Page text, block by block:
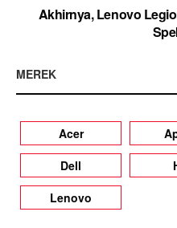
Akhirnya, Lenovo
MEREK
Acer
Dell
Lenovo